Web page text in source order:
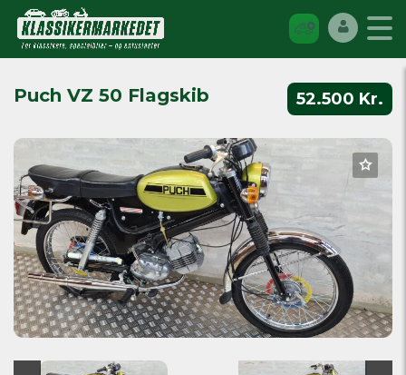
52.500 Kr.
Puch VZ 50 Flagskib